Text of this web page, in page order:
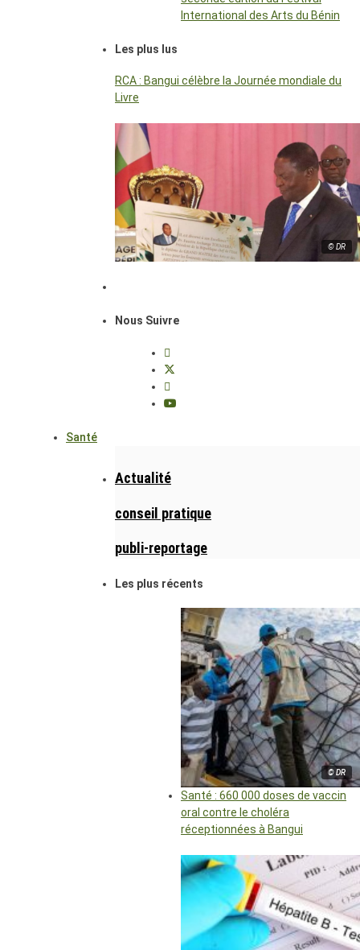
International des Arts du Bénin
Les plus lus
RCA : Bangui célèbre la Journée mondiale du
Livre
© DR
Nous Suivre
Santé
Actualité
conseil pratique
publi-reportage
Les plus récents
© DR
Santé : 660 000 doses de vaccin
oral contre le choléra
réceptionnées à Bangui